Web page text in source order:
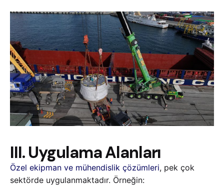
III. Uygulama Alanları
Özel ekipman ve mühendislik çözümleri, pek çok
sektörde uygulanmaktadır. Örneğin: